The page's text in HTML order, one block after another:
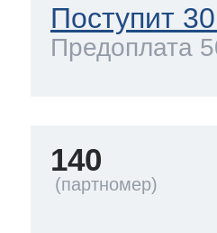
Поступит
Предоплата
140